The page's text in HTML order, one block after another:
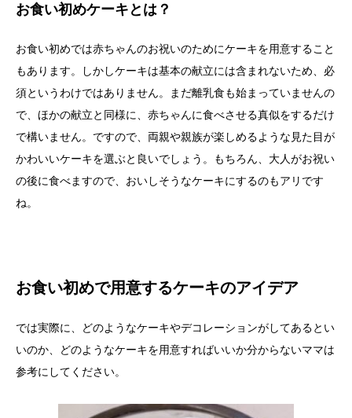
お食い初めケーキとは？
お食い初めでは赤ちゃんのお祝いのためにケーキを用意すること
もあります。しかしケーキは基本の献立には含まれないため、必
須というわけではありません。まだ離乳食も始まっていませんの
で、ほかの献立と同様に、赤ちゃんに食べさせる真似をするだけ
で構いません。ですので、両親や親族が楽しめるような見た目が
かわいいケーキを選ぶと良いでしょう。もちろん、大人がお祝い
の後に食べますので、おいしそうなケーキにするのもアリです
ね。
お食い初めで用意するケーキのアイデア
では実際に、どのようなケーキやデコレーションがしてあるとい
いのか、どのようなケーキを用意すればいいか分からないママは
参考にしてください。